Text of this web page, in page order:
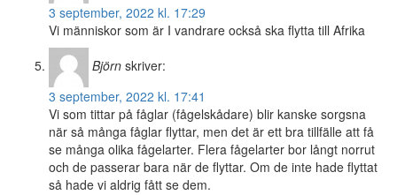
3 september, 2022 kl. 17:29
Vi människor som är I vandrare också ska flytta till Afrika
Björn skriver:
3 september, 2022 kl. 17:41
Vi som tittar på fåglar (fågelskådare) blir kanske sorgsna
när så många fåglar flyttar, men det är ett bra tillfälle att få
se många olika fågelarter. Flera fågelarter bor långt norrut
och de passerar bara när de flyttar. Om de inte hade flyttat
så hade vi aldrig fått se dem.